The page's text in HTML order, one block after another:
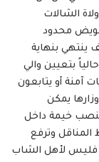
الشالات
محدود
ينتهي بنهاية
بتعيين والي
آمنة أو يتابعون
يمكن
تنصب خيمة داخل
وترفع
فليس لأهل الشاب